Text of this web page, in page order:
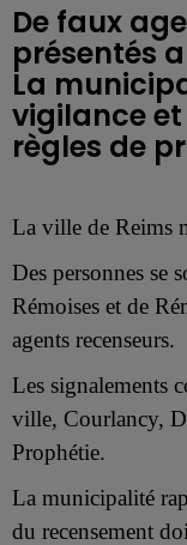
De faux
présentés
La
vigilance
La ville de Reims
Des personnes se
Rémoises et de
agents recenseurs.
Les signalements
ville, Courlancy,
Prophétie.
La municipalité
du recensement